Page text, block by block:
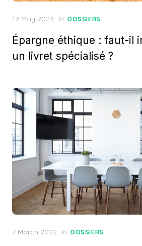
Posted
19 May 2023 in DOSSIERS
Épargne éthique : faut-il
un livret spécialisé ?
Posted
7 March 2022 in DOSSIERS